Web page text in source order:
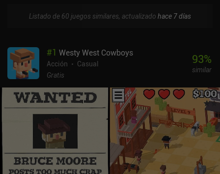
Listado de 60 juegos similares, actualizado hace 7 días
#1 Westy West Cowboys
Acción
Casual
Gratis
93%
similar